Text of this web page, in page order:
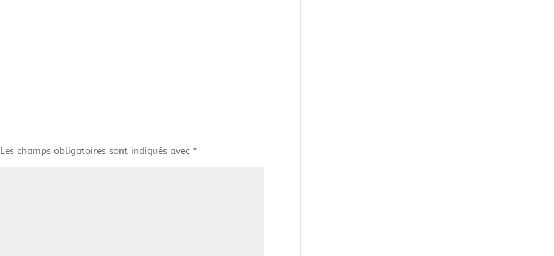
Les champs obligatoires sont indiqués avec *